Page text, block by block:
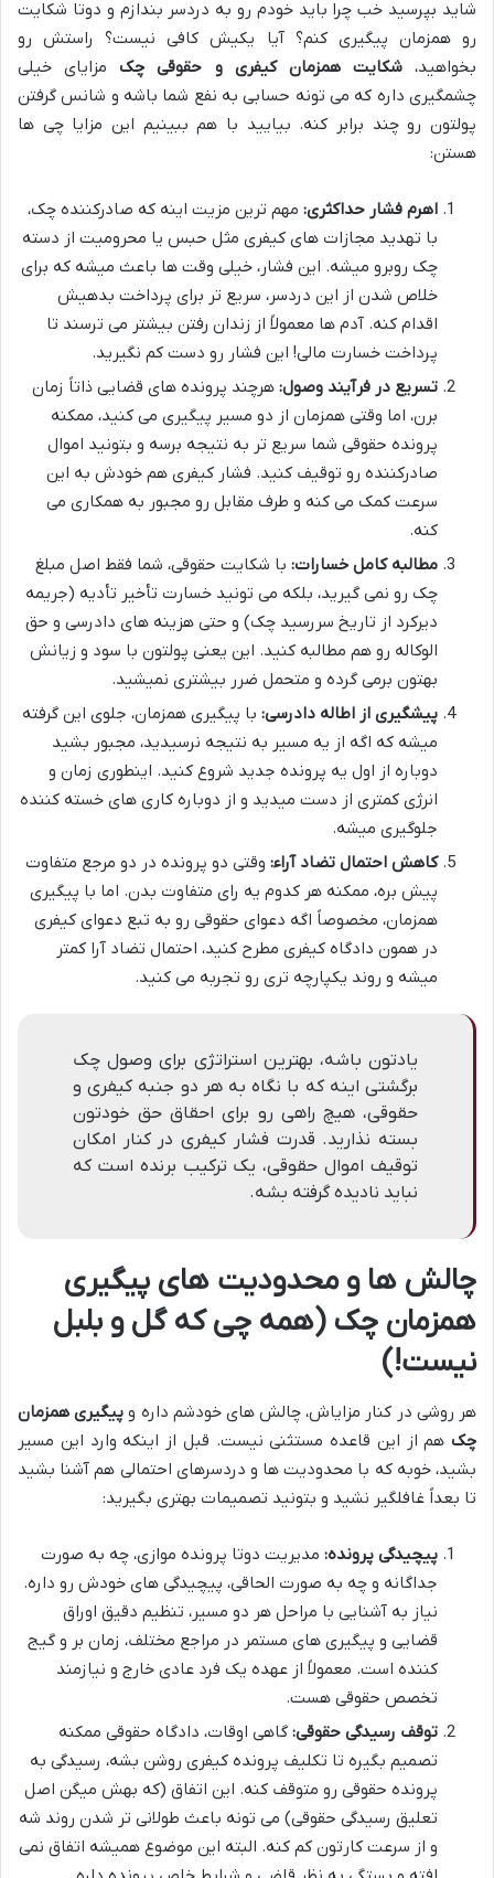
شاید بپرسید خب چرا باید خودم رو به دردسر بندازم و دوتا شکایت
رو همزمان پیگیری کنم؟ آیا یکیش کافی نیست؟ راستش رو
بخواهید،شکایت همزمان کیفری و حقوقی چک مزایای خیلی
چشمگیری داره که می تونه حسابی به نفع شما باشه و شانس گرفتن
پولتون رو چند برابر کنه. بیایید با هم ببینیم این مزایا چی ها
هستن:
اهرم فشار حداکثری: مهم ترین مزیت اینه که صادرکننده چک،
با تهدید مجازات های کیفری مثل حبس یا محرومیت از دسته
چک روبرو میشه. این فشار، خیلی وقت ها باعث میشه که برای
خلاص شدن از این دردسر، سریع تر برای پرداخت بدهیش
اقدام کنه. آدم ها معمولاً از زندان رفتن بیشتر می ترسند تا
پرداخت خسارت مالی! این فشار رو دست کم نگیرید.
تسریع در فرآیند وصول: هرچند پرونده های قضایی ذاتاً زمان
برن، اما وقتی همزمان از دو مسیر پیگیری می کنید، ممکنه
پرونده حقوقی شما سریع تر به نتیجه برسه و بتونید اموال
صادرکننده رو توقیف کنید. فشار کیفری هم خودش به این
سرعت کمک می کنه و طرف مقابل رو مجبور به همکاری می
کنه.
مطالبه کامل خسارات: با شکایت حقوقی، شما فقط اصل مبلغ
چک رو نمی گیرید، بلکه می تونید خسارت تأخیر تأدیه (جریمه
دیرکرد از تاریخ سررسید چک) و حتی هزینه های دادرسی و حق
الوکاله رو هم مطالبه کنید. این یعنی پولتون با سود و زیانش
بهتون برمی گرده و متحمل ضرر بیشتری نمیشید.
پیشگیری از اطاله دادرسی: با پیگیری همزمان، جلوی این گرفته
میشه که اگه از یه مسیر به نتیجه نرسیدید، مجبور بشید
دوباره از اول یه پرونده جدید شروع کنید. اینطوری زمان و
انرژی کمتری از دست میدید و از دوباره کاری های خسته کننده
جلوگیری میشه.
کاهش احتمال تضاد آراء: وقتی دو پرونده در دو مرجع متفاوت
پیش بره، ممکنه هر کدوم یه رای متفاوت بدن. اما با پیگیری
همزمان، مخصوصاً اگه دعوای حقوقی رو به تبع دعوای کیفری
در همون دادگاه کیفری مطرح کنید، احتمال تضاد آرا کمتر
میشه و روند یکپارچه تری رو تجربه می کنید.
یادتون باشه، بهترین استراتژی برای وصول چک
برگشتی اینه که با نگاه به هر دو جنبه کیفری و
حقوقی، هیچ راهی رو برای احقاق حق خودتون
بسته نذارید. قدرت فشار کیفری در کنار امکان
توقیف اموال حقوقی، یک ترکیب برنده است که
نباید نادیده گرفته بشه.
چالش ها و محدودیت های پیگیری
همزمان چک (همه چی که گل و بلبل
نیست!)
هر روشی در کنار مزایاش، چالش های خودشم داره و پیگیری همزمان
چک هم از این قاعده مستثنی نیست. قبل از اینکه وارد این مسیر
بشید، خوبه که با محدودیت ها و دردسرهای احتمالی هم آشنا بشید
تا بعداً غافلگیر نشید و بتونید تصمیمات بهتری بگیرید:
پیچیدگی پرونده: مدیریت دوتا پرونده موازی، چه به صورت
جداگانه و چه به صورت الحاقی، پیچیدگی های خودش رو داره.
نیاز به آشنایی با مراحل هر دو مسیر، تنظیم دقیق اوراق
قضایی و پیگیری های مستمر در مراجع مختلف، زمان بر و گیج
کننده است. معمولاً از عهده یک فرد عادی خارج و نیازمند
تخصص حقوقی هست.
توقف رسیدگی حقوقی: گاهی اوقات، دادگاه حقوقی ممکنه
تصمیم بگیره تا تکلیف پرونده کیفری روشن بشه، رسیدگی به
پرونده حقوقی رو متوقف کنه. این اتفاق (که بهش میگن اصل
تعلیق رسیدگی حقوقی) می تونه باعث طولانی تر شدن روند شه
و از سرعت کارتون کم کنه. البته این موضوع همیشه اتفاق نمی